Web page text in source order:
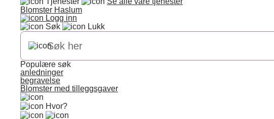
Blomster Haslum
Logg inn
Søk
Lukk
Populære søk
anledninger
begravelse
Blomster med tilleggsgaver
Hvor?